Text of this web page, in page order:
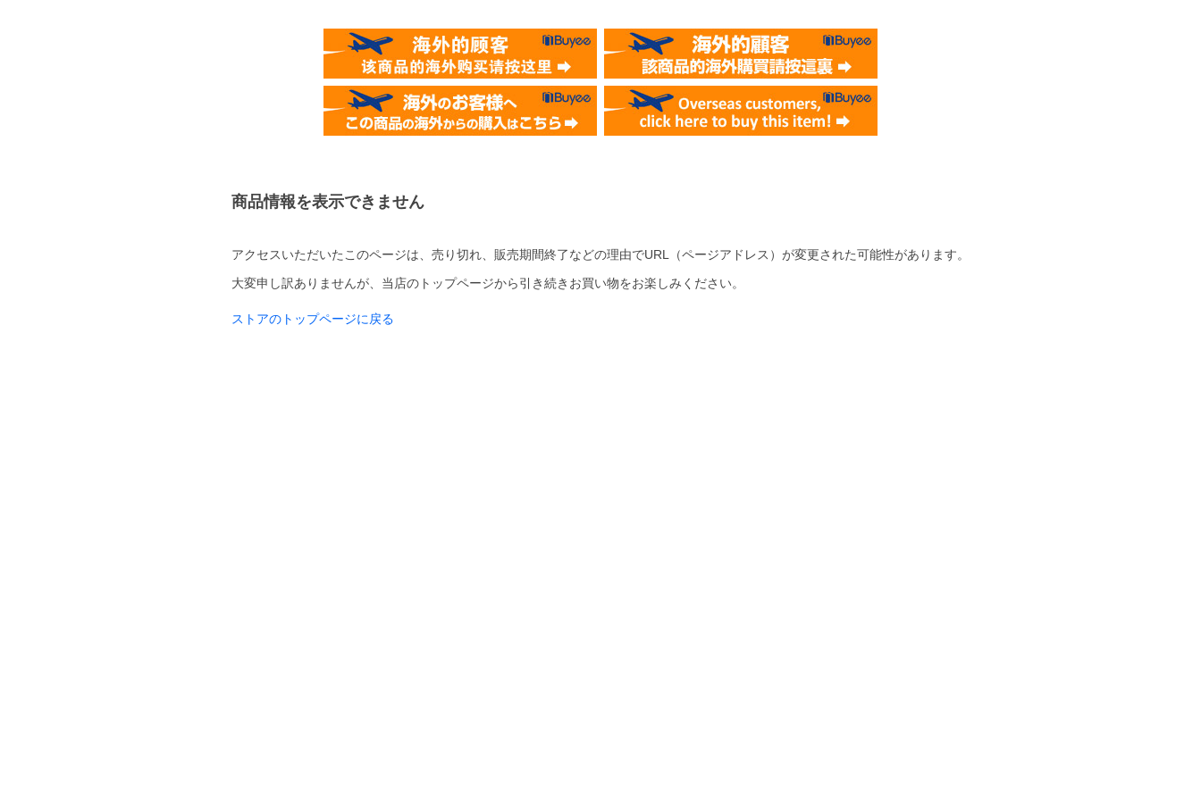
商品情報を表示できません
アクセスいただいたこのページは、売り切れ、販売期間終了などの理由でURL（ページアドレス）が変更された可能性があります。
大変申し訳ありませんが、当店のトップページから引き続きお買い物をお楽しみください。
ストアのトップページに戻る